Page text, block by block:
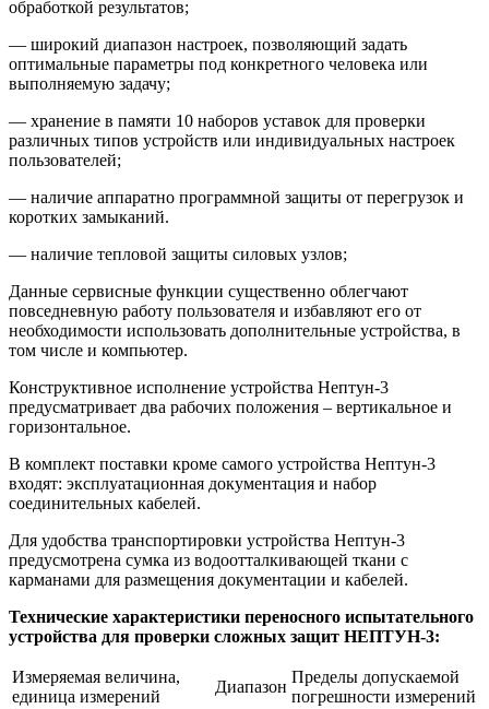
обработкой результатов;
— широкий диапазон настроек, позволяющий задать
оптимальные параметры под конкретного человека или
выполняемую задачу;
— хранение в памяти 10 наборов уставок для проверки
различных типов устройств или индивидуальных настроек
пользователей;
— наличие аппаратно программной защиты от перегрузок и
коротких замыканий.
— наличие тепловой защиты силовых узлов;
Данные сервисные функции существенно облегчают
повседневную работу пользователя и избавляют его от
необходимости использовать дополнительные устройства, в
том числе и компьютер.
Конструктивное исполнение устройства Нептун-3
предусматривает два рабочих положения – вертикальное и
горизонтальное.
В комплект поставки кроме самого устройства Нептун-3
входят: эксплуатационная документация и набор
соединительных кабелей.
Для удобства транспортировки устройства Нептун-3
предусмотрена сумка из водоотталкивающей ткани с
карманами для размещения документации и кабелей.
Технические характеристики переносного испытательного
устройства для проверки сложных защит НЕПТУН-3:
Измеряемая величина,
единица измерений
Диапазон
Пределы допускаемой
погрешности измерений